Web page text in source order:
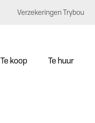
Verzekeringen Trybou
Te koop Te huur